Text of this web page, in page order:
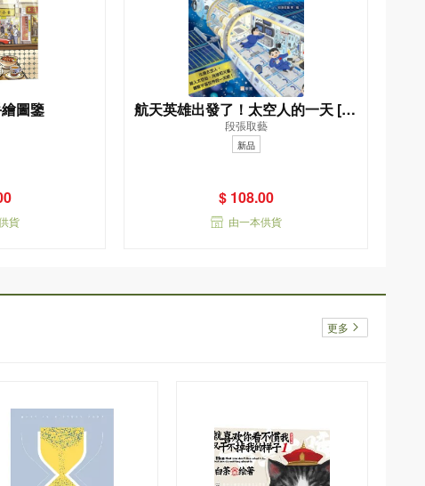
圖鑒
貨
航天英雄出發了！太空人的一天 [新
雅．知識館]
段張取藝
新品
$ 108.00
由一本供貨
更多